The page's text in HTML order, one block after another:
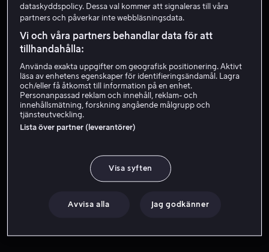
Jean Renoir
dataskyddspolicy. Dessa val kommer att signaleras till våra
partners och påverkar inte webbläsningsdata.
Vi och våra partners behandlar data för att
tillhandahålla:
Använda exakta uppgifter om geografisk positionering. Aktivt
läsa av enhetens egenskaper för identifieringsändamål. Lagra
och/eller få åtkomst till information på en enhet.
Personanpassad reklam och innehåll, reklam- och
innehållsmätning, forskning angående målgrupp och
tjänsteutveckling.
Lista över partner (leverantörer)
Visa syften
Avvisa alla Jag godkänner